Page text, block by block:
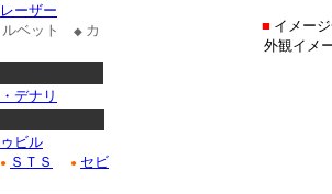
■ イメー
外観イメ
ーザー
ルベット ◆ カ
デナリ
ゥビル
● ＳＴＳ ● セビ